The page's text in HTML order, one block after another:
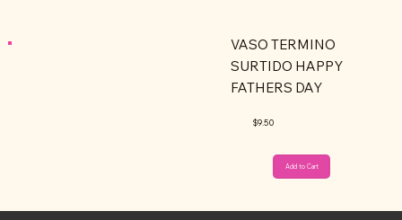
Add to Cart
VASO TERMINO
SURTIDO HAPPY
FATHERS DAY
$9.50